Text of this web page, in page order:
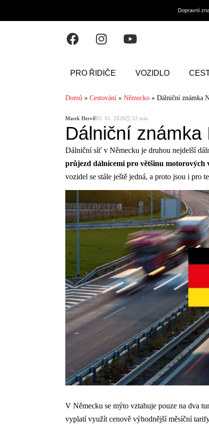
Dopravní
PRO ŘIDIČE VOZIDLO
Domů » Cestování » Německo » Dálniční známka
Marek Hervíř02. 01. 2026🕓 12 min
Dálniční známka
Dálniční síť v Německu je druhou nejdelší
průjezd dálnicemi pro většinu motorových
vozidel se stále ještě jedná, a proto jsou i pro
V Německu se mýto vztahuje pouze na dva
vyplatí využít cenově výhodnější měsíční